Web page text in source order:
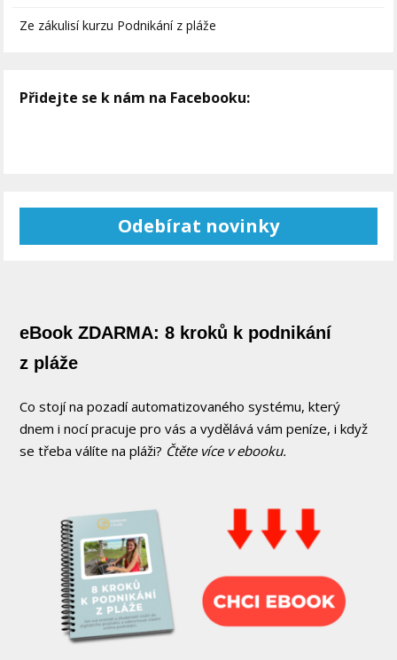
Ze zákulisí kurzu Podnikání z pláže
Přidejte se k nám na Facebooku:
Odebírat novinky
eBook ZDARMA: 8 kroků k podnikání
z pláže
Co stojí na pozadí automatizovaného systému, který
dnem i nocí pracuje pro vás a vydělává vám peníze, i když
se třeba válíte na pláži? Čtěte více v ebooku.